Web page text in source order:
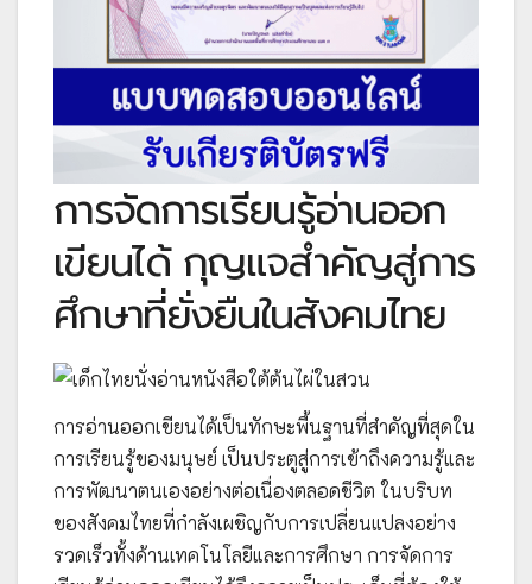
การจัดการเรียนรู้อ่านออก
เขียนได้ กุญแจสำคัญสู่การ
ศึกษาที่ยั่งยืนในสังคมไทย
การอ่านออกเขียนได้เป็นทักษะพื้นฐานที่สำคัญที่สุดใน
การเรียนรู้ของมนุษย์ เป็นประตูสู่การเข้าถึงความรู้และ
การพัฒนาตนเองอย่างต่อเนื่องตลอดชีวิต ในบริบท
ของสังคมไทยที่กำลังเผชิญกับการเปลี่ยนแปลงอย่าง
รวดเร็วทั้งด้านเทคโนโลยีและการศึกษา การจัดการ